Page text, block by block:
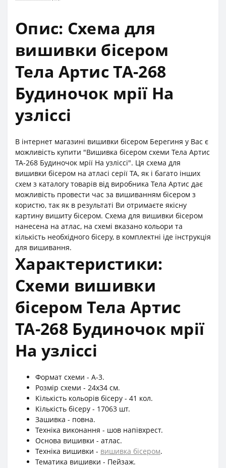
Опис: Cхема для
вишивки бісером
Тела Артис ТА-268
Будиночок мрії На
узліссі
В інтернет магазині вишивки бісером Берегиня у Вас є
можливість купити "Вишивка бісером схеми Тела Артис
ТА-268 Будиночок мрії На узліссі". Ця схема для
вишивки бісером на атласі серії ТА, як і багато інших
схем з каталогу товарів від виробника Тела Артис дає
можливість провести час за вишиванням бісером з
користю, так як в результаті Ви отримаєте якісну
картину вишиту бісером. Схема для вишивки бісером
нанесена на атлас, на схемі вказано кольори та
кількість необхідного бісеру, в комплектні іде інструкція
для вишивання.
Характеристики:
Схеми вишивки
бісером Тела Артис
ТА-268 Будиночок мрії
На узліссі
Формат схеми - А-3.
Розмір схеми - 24х34 см.
Кількість кольорів бісеру - 41 кол.
Кількість бісеру - 17063 шт.
Зашивка - повна.
Техніка виконання - шов напівхрест.
Основа вишивки - атлас.
Техніка вишивки - вишивка бісером.
Тематика вишивки - Пейзаж.